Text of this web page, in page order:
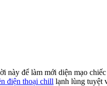
này để làm mới diện mạo
điện thoại chill lạnh lùng tuyệt